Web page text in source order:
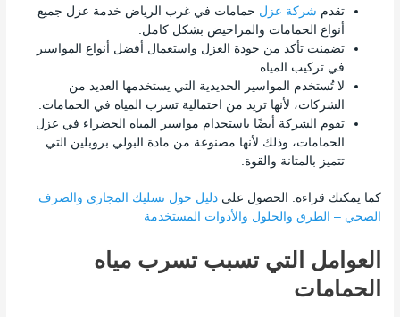
تقدم شركة عزل حمامات في غرب الرياض خدمة عزل جميع
أنواع الحمامات والمراحيض بشكل كامل.
تضمنت تأكد من جودة العزل واستعمال أفضل أنواع المواسير
في تركيب المياه.
لا تُستخدم المواسير الحديدية التي يستخدمها العديد من
الشركات، لأنها تزيد من احتمالية تسرب المياه في الحمامات.
تقوم الشركة أيضًا باستخدام مواسير المياه الخضراء في عزل
الحمامات، وذلك لأنها مصنوعة من مادة البولي بروبلين التي
تتميز بالمتانة والقوة.
كما يمكنك قراءة: ا لحصول علىدليل حول تسليك المجاري والصرف
الصحي – الطرق والحلول والأدوات المستخدمة
العوامل التي تسبب تسرب مياه
الحمامات